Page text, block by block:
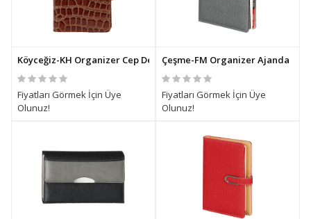
Köyceğiz-KH Organizer Cep Defteri
Fiyatları Görmek İçin Üye
Olunuz!
Çeşme-FM Organizer Ajanda
Fiyatları Görmek İçin Üye
Olunuz!